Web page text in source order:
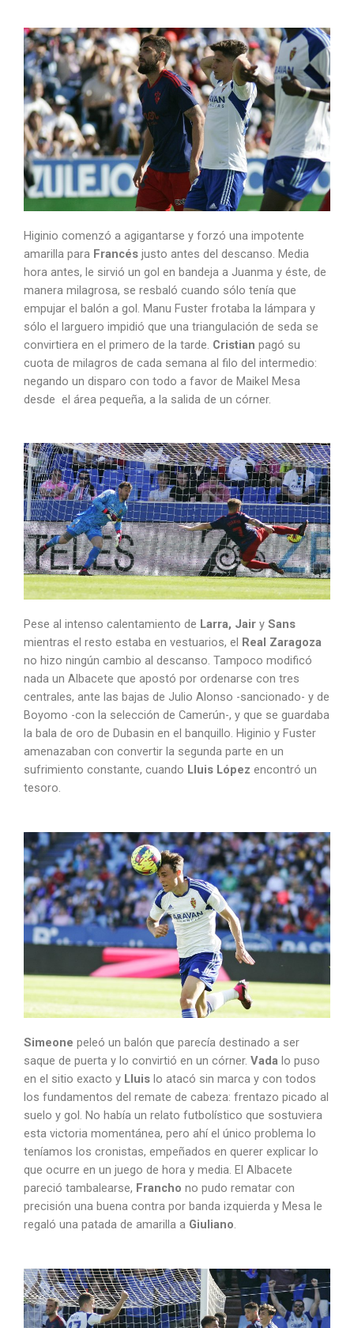
Higinio comenzó a agigantarse y forzó una impotente
amarilla para Francés justo antes del descanso. Media
hora antes, le sirvió un gol en bandeja a Juanma y éste, de
manera milagrosa, se resbaló cuando sólo tenía que
empujar el balón a gol. Manu Fuster frotaba la lámpara y
sólo el larguero impidió que una triangulación de seda se
convirtiera en el primero de la tarde. Cristian pagó su
cuota de milagros de cada semana al filo del intermedio:
negando un disparo con todo a favor de Maikel Mesa
desde el área pequeña, a la salida de un córner.
Pese al intenso calentamiento de Larra, Jair y Sans
mientras el resto estaba en vestuarios, el
Real Zaragoza
no hizo ningún cambio al descanso. Tampoco modificó
nada un Albacete que apostó por ordenarse con tres
centrales, ante las bajas de Julio Alonso -sancionado- y de
Boyomo -con la selección de Camerún-, y que se guardaba
la bala de oro de Dubasin en el banquillo. Higinio y Fuster
amenazaban con convertir la segunda parte en un
sufrimiento constante, cuando Lluis López encontró un
tesoro.
Simeone peleó un balón que parecía destinado a ser
saque de puerta y lo convirtió en un córner. Vada lo puso
en el sitio exacto y Lluis lo atacó sin marca y con todos
los fundamentos del remate de cabeza: frentazo picado al
suelo y gol. No había un relato futbolístico que sostuviera
esta victoria momentánea, pero ahí el único problema lo
teníamos los cronistas, empeñados en querer explicar lo
que ocurre en un juego de hora y media. El Albacete
pareció tambalearse, Francho no pudo rematar con
precisión una buena contra por banda izquierda y Mesa le
regaló una patada de amarilla a Giuliano.